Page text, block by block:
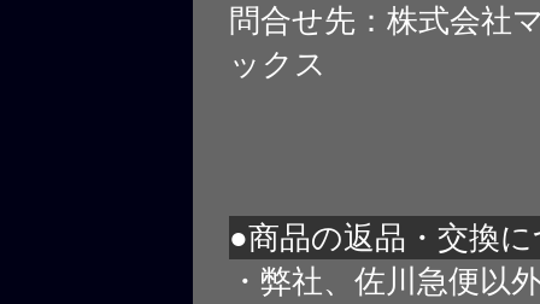
問合せ先：株式会社
ックス
●商品の返品・交換
・弊社、佐川急便以